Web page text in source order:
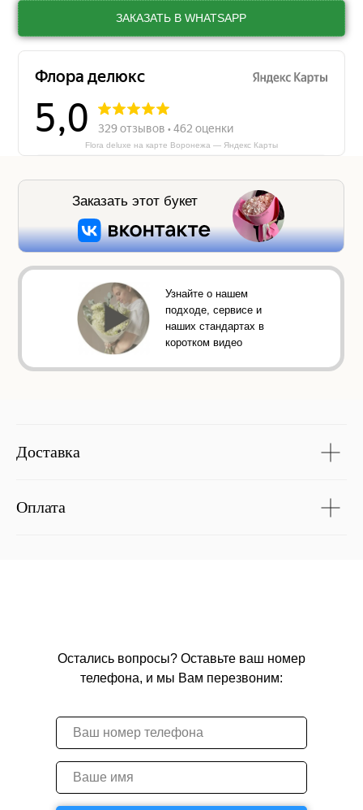
ЗАКАЗАТЬ В WHATSAPP
Flora deluxe на карте Воронежа — Яндекс Карты
Узнайте о нашем
подходе, сервисе и
наших стандартах в
коротком видео
Заказать этот букет
Доставка
Оплата
Остались вопросы? Оставьте ваш номер
телефона, и мы Вам перезвоним: